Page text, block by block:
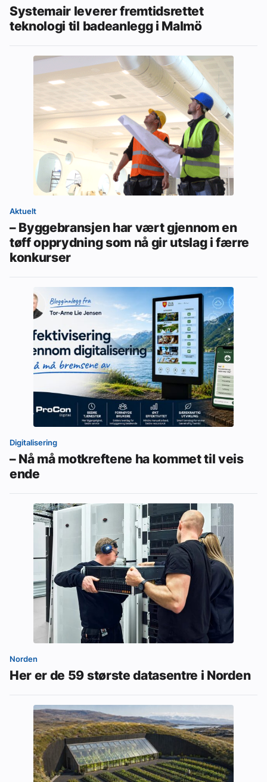
Systemair leverer fremtidsrettet
teknologi til badeanlegg i Malmö
Aktuelt
– Byggebransjen har vært gjennom en
tøff opprydning som nå gir utslag i færre
konkurser
Digitalisering
– Nå må motkreftene ha kommet til veis
ende
Norden
Her er de 59 største datasentre i Norden